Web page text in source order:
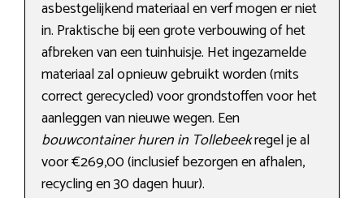
asbestgelijkend materiaal en verf mogen er niet
in. Praktische bij een grote verbouwing of het
afbreken van een tuinhuisje. Het ingezamelde
materiaal zal opnieuw gebruikt worden (mits
correct gerecycled) voor grondstoffen voor het
aanleggen van nieuwe wegen. Een
bouwcontainer huren in Tollebeekregel je al
voor €269,00 (inclusief bezorgen en afhalen,
recycling en 30 dagen huur).